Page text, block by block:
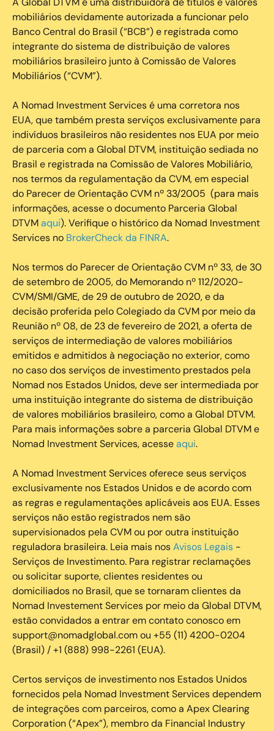
mobiliários devidamente autorizada a funcionar pelo
Banco Central do Brasil (“BCB”) e registrada como
integrante do sistema de distribuição de valores
mobiliários brasileiro junto à Comissão de Valores
Mobiliários (“CVM”).
‍A Nomad Investment Services é uma corretora nos
EUA, que também presta serviços exclusivamente para
indivíduos brasileiros não residentes nos EUA por meio
de parceria com a Global DTVM, instituição sediada no
Brasil e registrada na Comissão de Valores Mobiliário,
nos termos da regulamentação da CVM, em especial
do Parecer de Orientação CVM nº 33/2005 (para mais
informações, acesse o documento Parceria Global
DTVMaqui). Verifique o histórico da Nomad Investment
Services no BrokerCheck da FINRA.
Nos termos do Parecer de Orientação CVM nº 33, de 30
de setembro de 2005, do Memorando nº 112/2020-
CVM/SMI/GME, de 29 de outubro de 2020, e da
decisão proferida pelo Colegiado da CVM por meio da
Reunião nº 08, de 23 de fevereiro de 2021, a oferta de
serviços de intermediação de valores mobiliários
emitidos e admitidos à negociação no exterior, como
no caso dos serviços de investimento prestados pela
Nomad nos Estados Unidos, deve ser intermediada por
uma instituição integrante do sistema de distribuição
de valores mobiliários brasileiro, como a Global DTVM.
Para mais informações sobre a parceria Global DTVM e
Nomad Investment Services, acesseaqui.
A Nomad Investment Services oferece seus serviços
exclusivamente nos Estados Unidos e de acordo com
as regras e regulamentações aplicáveis aos EUA. Esses
serviços não estão registrados nem são
supervisionados pela CVM ou por outra instituição
reguladora brasileira. Leia mais nosAvisos Legais -
Serviços de Investimento. Para registrar reclamações
ou solicitar suporte, clientes residentes ou
domiciliados no Brasil, que se tornaram clientes da
Nomad Investement Services por meio da Global DTVM,
estão convidados a entrar em contato conosco em
support@nomadglobal.com ou +55 (11) 4200-0204
(Brasil) / +1 (888) 998-2261 (EUA).
Certos serviços de investimento nos Estados Unidos
fornecidos pela Nomad Investment Services dependem
de integrações com parceiros, como a Apex Clearing
Corporation (“Apex”), membro da Financial Industry